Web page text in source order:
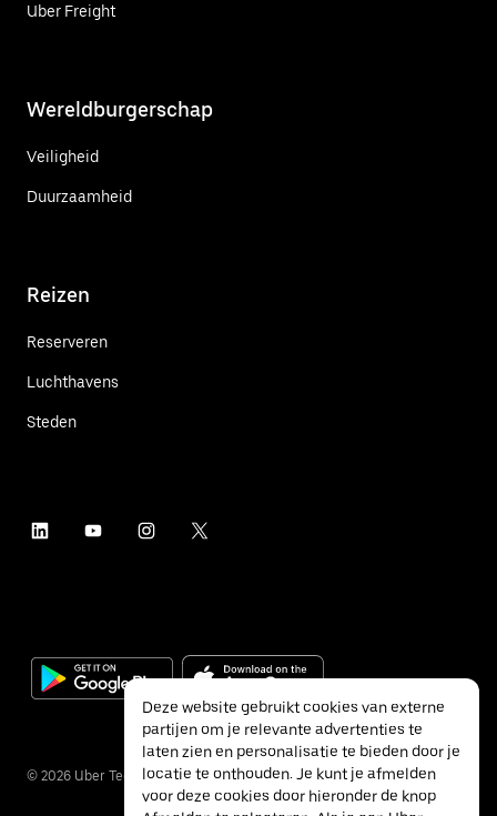
Uber Freight
Wereldburgerschap
Veiligheid
Duurzaamheid
Reizen
Reserveren
Luchthavens
Steden
© 2026 Uber Technologies Inc.
Deze website gebruikt cookies van externe
partijen om je relevante advertenties te
laten zien en personalisatie te bieden door je
locatie te onthouden. Je kunt je afmelden
voor deze cookies door hieronder de knop